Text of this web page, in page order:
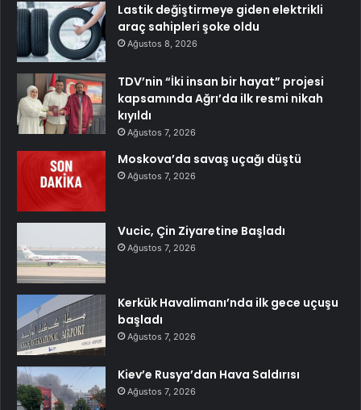
Lastik değiştirmeye giden elektrikli
araç sahipleri şoke oldu
Ağustos 8, 2026
TDV’nin “İki insan bir hayat” projesi
kapsamında Ağrı’da ilk resmi nikah
kıyıldı
Ağustos 7, 2026
Moskova’da savaş uçağı düştü
Ağustos 7, 2026
Vucic, Çin Ziyaretine Başladı
Ağustos 7, 2026
Kerkük Havalimanı’nda ilk gece uçuşu
başladı
Ağustos 7, 2026
Kiev’e Rusya’dan Hava Saldırısı
Ağustos 7, 2026